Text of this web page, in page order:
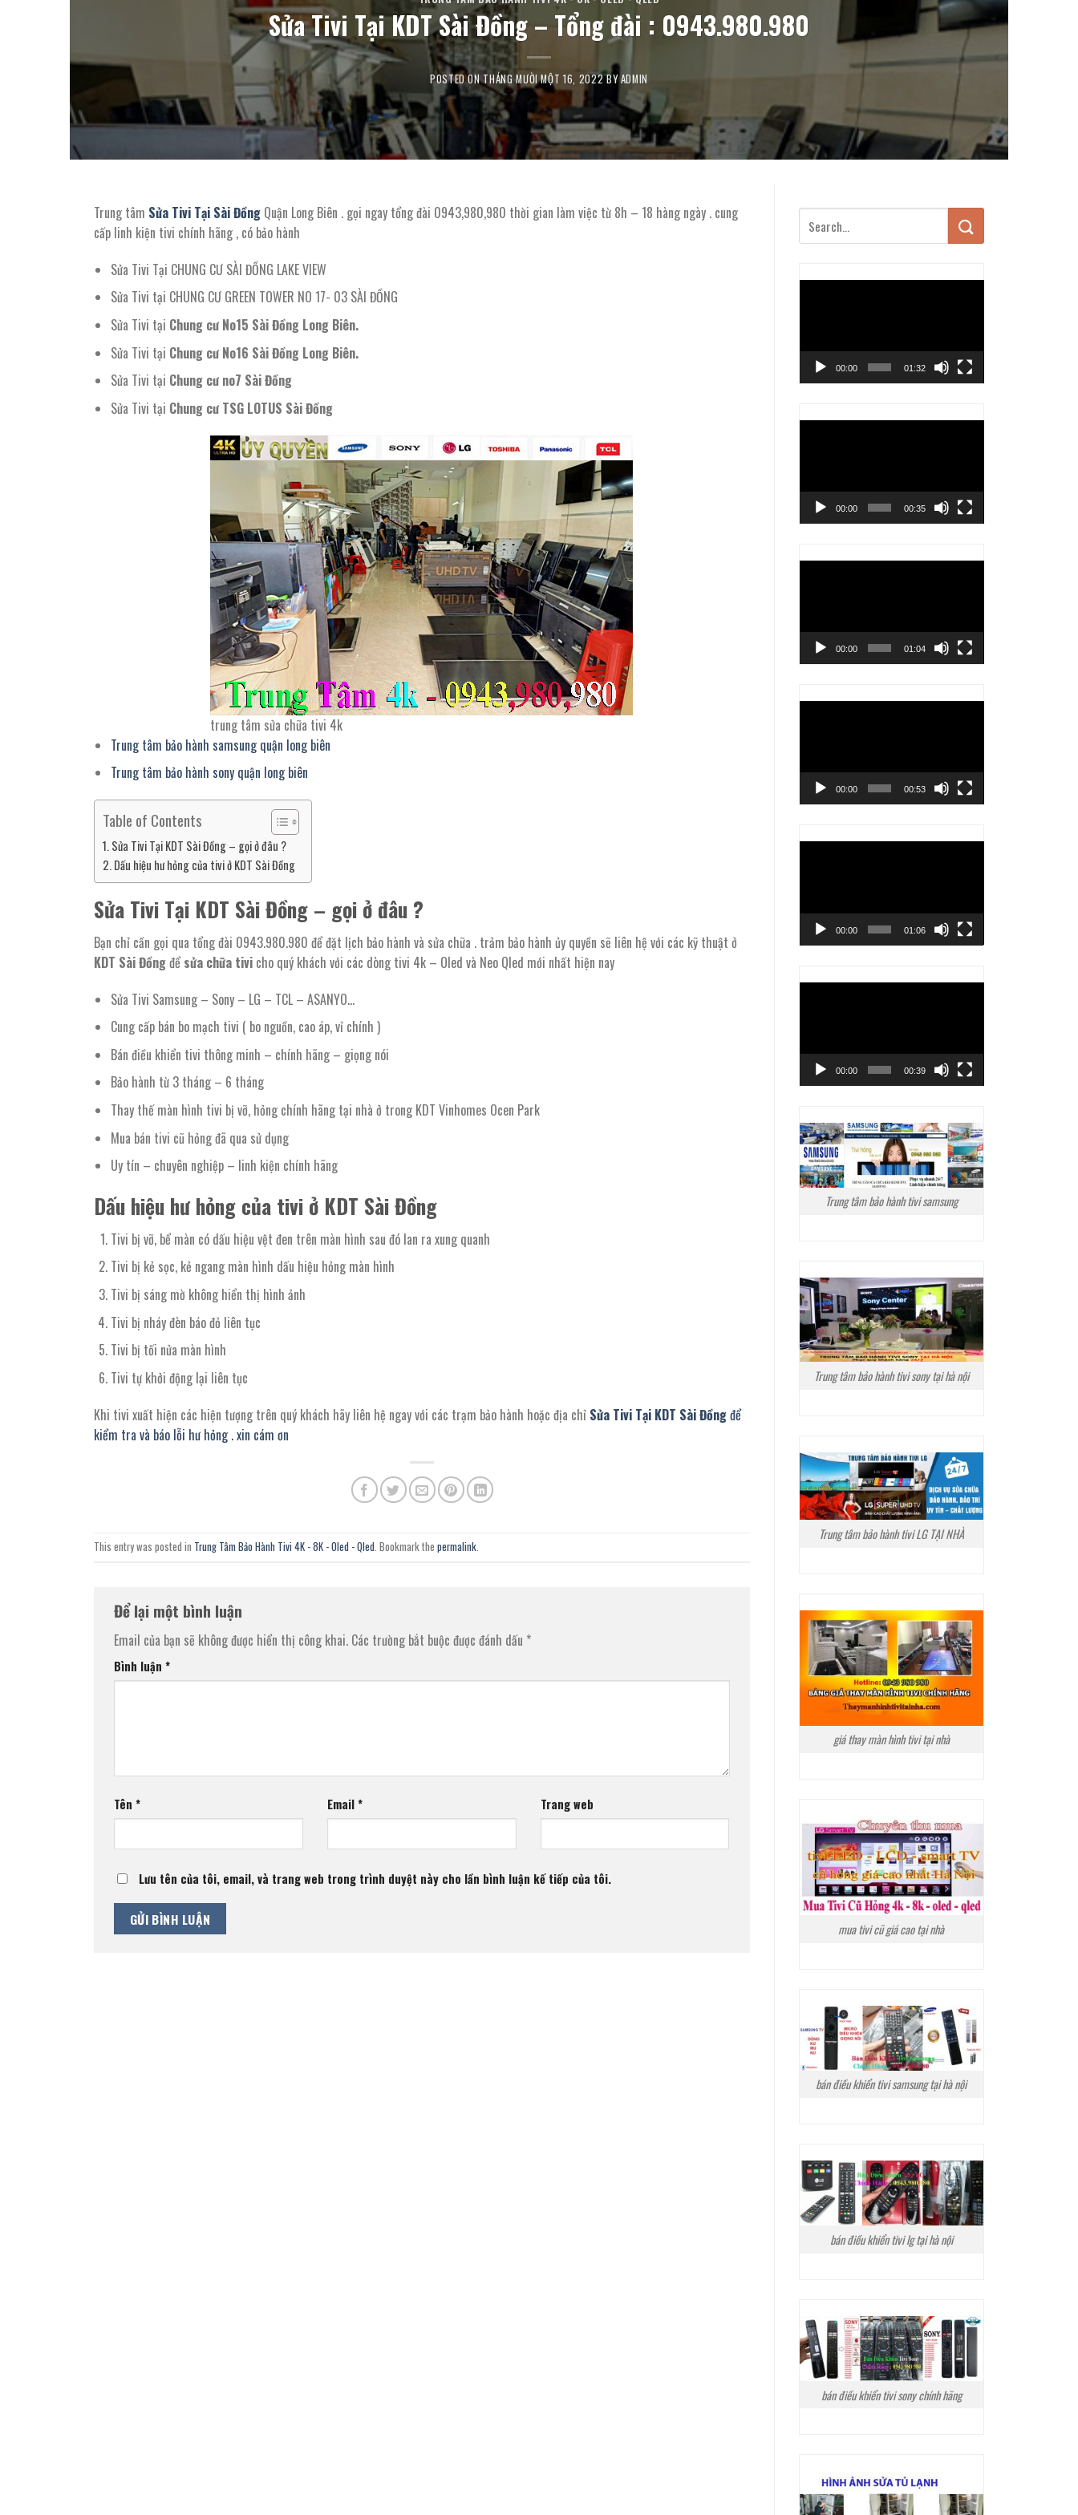
Sửa Tivi Tại KDT Sài Đồng – Tổng đài : 0943.980.980
POSTED ONTHÁNG MƯỜI MỘT 16, 2022BYADMIN
Trung tâm Sửa Tivi Tại Sài Đồng Quận Long Biên . gọi ngay tổng đài 0943,980,980 thời gian làm việc từ 8h – 18 hàng ngày . cung
cấp linh kiện tivi chính hãng , có bảo hành
Sửa Tivi Tại CHUNG CƯ SÀI ĐỒNG LAKE VIEW
Sửa Tivi tại CHUNG CƯ GREEN TOWER NO 17- 03 SÀI ĐỒNG
Sửa Tivi tại Chung cư No15 Sài Đồng Long Biên.
Sửa Tivi tại Chung cư No16 Sài Đồng Long Biên.
Sửa Tivi tại Chung cư no7 Sài Đồng
Sửa Tivi tại Chung cư TSG LOTUS Sài Đồng
trung tâm sửa chữa tivi 4k
Trung tâm bảo hành samsung quận long biên
Trung tâm bảo hành sony quận long biên
Table of Contents
Sửa Tivi Tại KDT Sài Đồng – gọi ở đâu ?
Dấu hiệu hư hỏng của tivi ở KDT Sài Đồng
Sửa Tivi Tại KDT Sài Đồng – gọi ở đâu ?
Bạn chỉ cần gọi qua tổng đài 0943.980.980 để đặt lịch bảo hành và sửa chữa . trảm bảo hành ủy quyền sẽ liên hệ với các kỹ thuật ở
KDT Sài Đồngđểsửa chữa tivi cho quý khách với các dòng tivi 4k – Oled và Neo Qled mới nhất hiện nay
Sửa Tivi Samsung – Sony – LG – TCL – ASANYO…
Cung cấp bán bo mạch tivi ( bo nguồn, cao áp, vỉ chính )
Bán điều khiển tivi thông minh – chính hãng – giọng nói
Bảo hành từ 3 tháng – 6 tháng
Thay thế màn hình tivi bị vỡ, hỏng chính hãng tại nhà ở trong KDT Vinhomes Ocen Park
Mua bán tivi cũ hỏng đã qua sử dụng
Uy tín – chuyên nghiệp – linh kiện chính hãng
Dấu hiệu hư hỏng của tivi ở KDT Sài Đồng
Tivi bị vỡ, bể màn có dấu hiệu vệt đen trên màn hình sau đó lan ra xung quanh
Tivi bị kẻ sọc, kẻ ngang màn hình dấu hiệu hỏng màn hình
Tivi bị sáng mờ không hiển thị hình ảnh
Tivi bị nháy đèn báo đỏ liên tục
Tivi bị tối nửa màn hình
Tivi tự khởi động lại liên tục
Khi tivi xuất hiện các hiện tượng trên quý khách hãy liên hệ ngay với các trạm bảo hành hoặc địa chỉ Sửa Tivi Tại KDT Sài Đồngđể
kiểm tra và báo lỗi hư hỏng . xin cám ơn
This entry was posted in Trung Tâm Bảo Hành Tivi 4K - 8K - Oled - Qled. Bookmark the permalink.
Để lại một bình luận
Email của bạn sẽ không được hiển thị công khai. Các trường bắt buộc được đánh dấu *
Bình luận *
Tên * Email* Trang web
Lưu tên của tôi, email, và trang web trong trình duyệt này cho lần bình luận kế tiếp của tôi.
00:00 01:32
00:00 00:35
00:00 01:04
00:00 00:53
00:00 01:06
00:00 00:39
Trung tâm bảo hành tivi samsung
Trung tâm bảo hành tivi sony tại hà nội
Trung tâm bảo hành tivi LG TẠI NHÀ
giá thay màn hình tivi tại nhà
mua tivi cũ giá cao tại nhà
bán điều khiển tivi samsung tại hà nội
bán điều khiển tivi lg tại hà nội
bán điều khiển tivi sony chính hãng